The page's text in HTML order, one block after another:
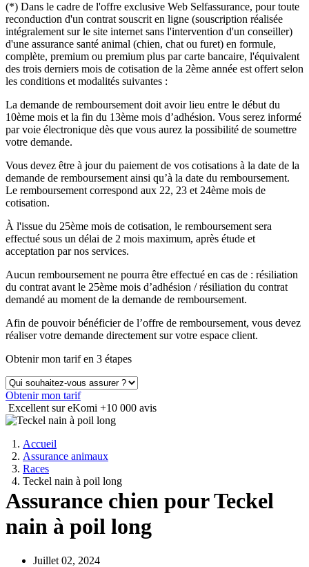
(*) Dans le cadre de l'offre exclusive Web Selfassurance, pour toute
reconduction d'un contrat souscrit en ligne (souscription réalisée
intégralement sur le site internet sans l'intervention d'un conseiller)
d'une assurance santé animal (chien, chat ou furet) en formule,
complète, premium ou premium plus par carte bancaire, l'équivalent
des trois derniers mois de cotisation de la 2ème année est offert selon
les conditions et modalités suivantes :
La demande de remboursement doit avoir lieu entre le début du
10ème mois et la fin du 13ème mois d’adhésion. Vous serez informé
par voie électronique dès que vous aurez la possibilité de soumettre
votre demande.
Vous devez être à jour du paiement de vos cotisations à la date de la
demande de remboursement ainsi qu’à la date du remboursement.
Le remboursement correspond aux 22, 23 et 24ème mois de
cotisation.
À l'issue du 25ème mois de cotisation, le remboursement sera
effectué sous un délai de 2 mois maximum, après étude et
acceptation par nos services.
Aucun remboursement ne pourra être effectué en cas de : résiliation
du contrat avant le 25ème mois d’adhésion / résiliation du contrat
demandé au moment de la demande de remboursement.
Afin de pouvoir bénéficier de l’offre de remboursement, vous devez
réaliser votre demande directement sur votre espace client.
Obtenir mon tarif en 3 étapes
Obtenir mon tarif
Excellent sur eKomi +10 000 avis
Accueil
Assurance animaux
Races
Teckel nain à poil long
Assurance chien pour Teckel
nain à poil long
Juillet 02, 2024